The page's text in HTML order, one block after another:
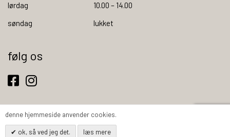
lørdag
10.00 – 14.00
søndag
lukket
følg os
denne hjemmeside anvender cookies.
ok, så ved jeg det. læs mere